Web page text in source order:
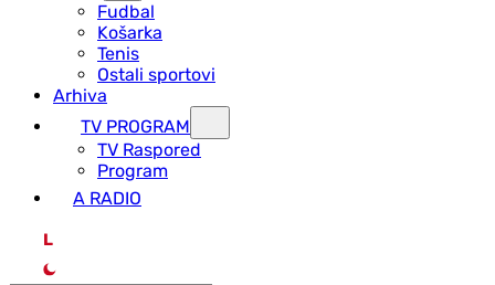
Fudbal
Košarka
Tenis
Ostali sportovi
Arhiva
TV PROGRAM
ТV Raspored
Program
A RADIO
L